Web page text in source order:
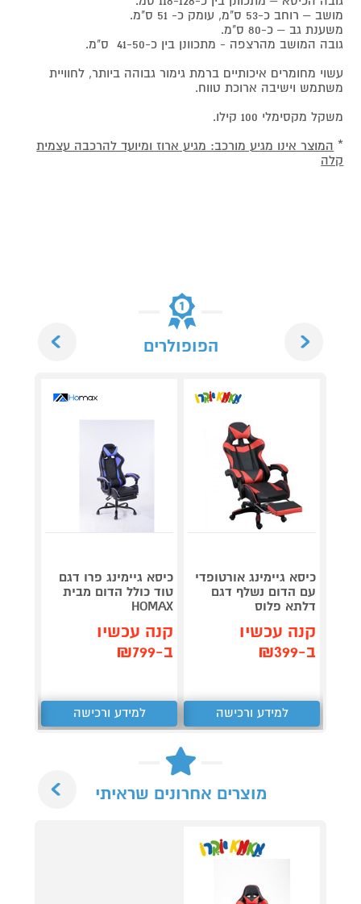
מושב – רוחב כ-53 ס"מ, עומק כ- 51 ס"מ.
משענת גב – כ-80 ס"מ.
גובה המושב מהרצפה - מתכוונן בין כ-41-50 ס"מ.
עשוי מחומרים איכותיים ברמת גימור גבוהה ביותר, לחוויית
משתמש וישיבה ארוכת טווח.
משקל מקסימלי 100 קילו.
* המוצר אינו מגיע מורכב: מגיע ארוז ומיועד להרכבה עצמית
קלה
הפופולרים
כיסא גיימינג אורטופדי
עם הדום נשלף דגם
דלתא פלוס
קנה עכשיו
ב-₪399
למידע ורכישה
כיסא גיימינג פרו דגם
טוד כולל הדום מבית
HOMAX
קנה עכשיו
ב-₪799
למידע ורכישה
מוצרים אחרונים שראיתי